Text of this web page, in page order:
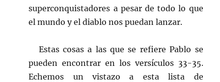
superconquistadores a pesar de todo lo que
el mundo y el diablo nos puedan lanzar.
Estas cosas a las que se refiere Pablo se
pueden encontrar en los versículos 33-35.
Echemos un vistazo a esta lista de